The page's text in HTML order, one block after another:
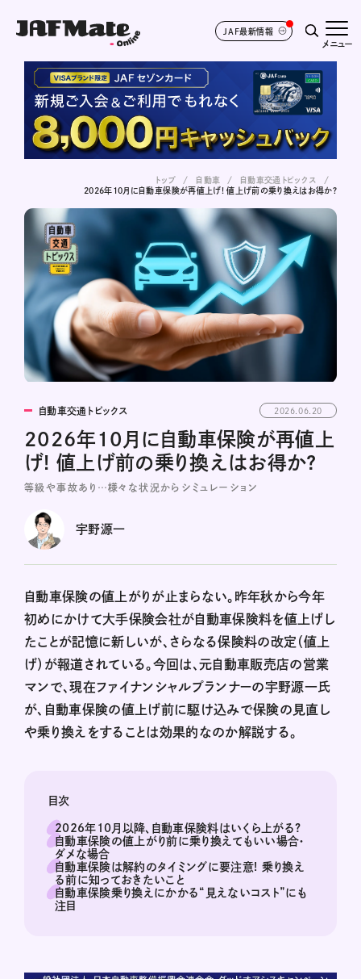
JAF最新情報
メニュー
トップ 自動車
自動車交通トピックス
2026年10月に自動車保険が再値上げ! 値上げ前の乗り換えはお得か?
自動車交通トピックス 2026.06.20
2026年10月に自動車保険が再値上
げ! 値上げ前の乗り換えはお得か?
等級や事故あり…様々な状況からシミュレーション
宇野源一
自動車保険の値上がりが止まらない。昨年秋から今年
初めにかけて大手保険会社が自動車保険料を値上げし
たことが記憶に新しいが、さらなる保険料の改定（値上
げ）が報道されている。今回は、元自動車販売店の営業
マンで、現在ファイナンシャルプランナーの宇野源一氏
が、自動車保険の値上げ前に駆け込みで保険の見直し
や乗り換えをすることは効果的なのか解説する。
目次
2026年10月以降、自動車保険料はいくら上がる?
自動車保険の値上がり前に乗り換えてもいい場合・
ダメな場合
自動車保険は解約のタイミングに要注意! 乗り換え
る前に知っておきたいこと
自動車保険乗り換えにかかる“見えないコスト”にも
注目